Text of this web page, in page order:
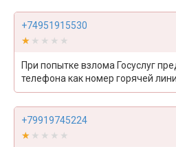
+74951915530
★★★★★
★★★★★
При попытке взлома Госуслуг
телефона как номер горячей
+79919745224
★★★★★
★★★★★